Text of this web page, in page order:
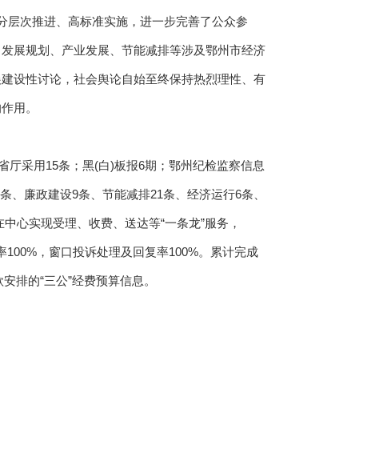
次推进、高标准实施，进一步完善了公众参
展规划、产业发展、节能减排等涉及鄂州市经济
设性讨论，社会舆论自始至终保持热烈理性、有
用。
厅采用15条；黑(白)板报6期；鄂州纪检监察信息
廉政建设9条、节能减排21条、经济运行6条、
心实现受理、收费、送达等“一条龙”服务，
，窗口投诉处理及回复率100%。累计完成
排的“三公”经费预算信息。